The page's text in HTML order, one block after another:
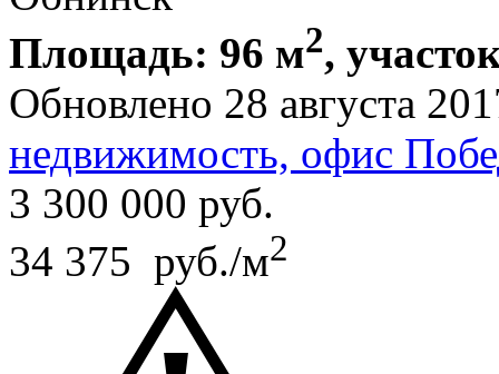
Площадь: 96 м2,
Обновлено 28 августа
недвижимость, офис
3 300 000 руб.
34 375 руб./м2